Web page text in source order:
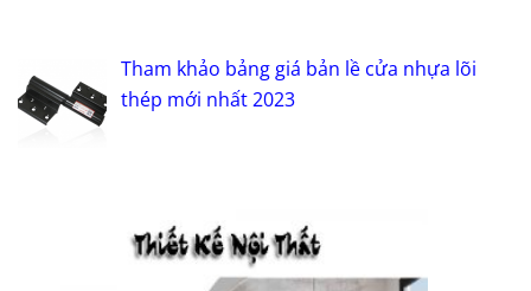
Tham khảo bảng giá bản lề cửa nhựa lõi
thép mới nhất 2023